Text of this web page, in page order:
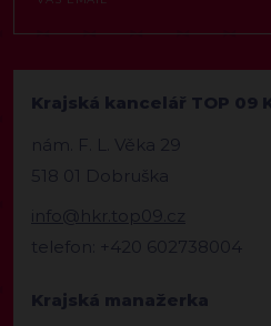
Krajská kancelář TOP 09
nám. F. L. Věka 29
518 01 Dobruška
info@hkr.top09.cz
telefon: +420 602738004
Krajská manažerka